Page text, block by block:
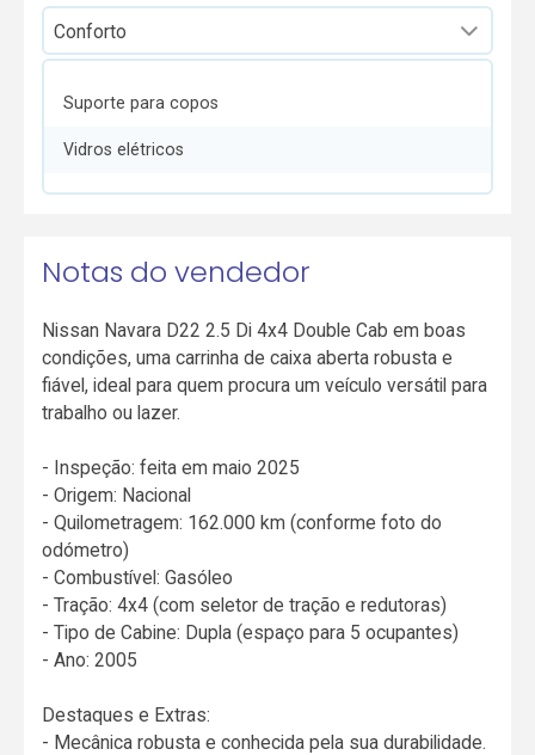
Suporte para copos
Vidros elétricos
Notas do vendedor
Nissan Navara D22 2.5 Di 4x4 Double Cab em boas
condições, uma carrinha de caixa aberta robusta e
fiável, ideal para quem procura um veículo versátil para
trabalho ou lazer.
- Inspeção: feita em maio 2025
- Origem: Nacional
- Quilometragem: 162.000 km (conforme foto do
odómetro)
- Combustível: Gasóleo
- Tração: 4x4 (com seletor de tração e redutoras)
- Tipo de Cabine: Dupla (espaço para 5 ocupantes)
- Ano: 2005
Destaques e Extras:
- Mecânica robusta e conhecida pela sua durabilidade.